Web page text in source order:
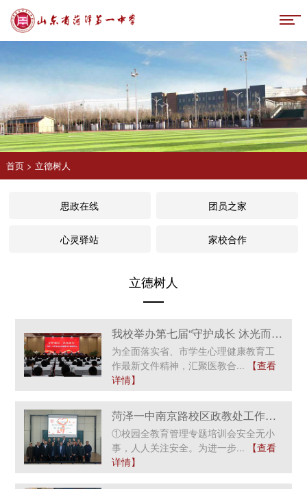
首页> 立德树人
思政在线 团员之家
心灵驿站 家校合作
立德树人
我校举办第七届“守护成长 沐光而行”心理健康月主题推进会暨医教协作签约聘任仪式
为全面落实省、市学生心理健康教育工
作最新文件精神，汇聚医教合...
【查看
详情】
菏泽一中南京路校区政教处工作回顾札记
①校园全教育管理专题培训会安全无小
事，人人关注安全。为进一步...
【查看
详情】